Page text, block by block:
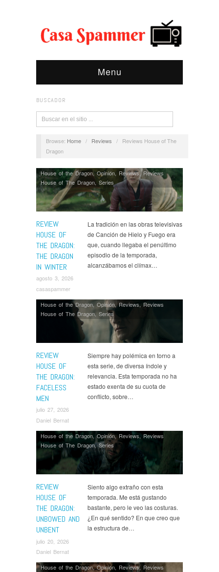
Menu
BUSCADOR
Browse: Home / Reviews /
Reviews House of The
Dragon
REVIEW
HOUSE OF
THE DRAGON:
THE DRAGON
IN WINTER
agosto 3, 2026
casaspammer
House of the Dragon,Opinión, Reviews ,Reviews
House of The Dragon, Series
La tradición en las obras televisivas
de Canción de Hielo y Fuego era
que, cuando llegaba el penúltimo
episodio de la temporada,
alcanzábamos el clímax…
REVIEW
HOUSE OF
THE DRAGON:
FACELESS
MEN
julio 27, 2026
Daniel Bernat
House of the Dragon, Opinión,Reviews, Reviews
House of The Dragon, Series
Siempre hay polémica en torno a
esta serie, de diversa índole y
relevancia. Esta temporada no ha
estado exenta de su cuota de
conflicto, sobre…
REVIEW
HOUSE OF
THE DRAGON:
UNBOWED AND
UNBENT
julio 20, 2026
Daniel Bernat
House of the Dragon,Opinión,Reviews, Reviews
House of The Dragon,Series
Siento algo extraño con esta
temporada. Me está gustando
bastante, pero le veo las costuras.
¿En qué sentido? En que creo que
la estructura de…
House of the Dragon,Opinión, Reviews, Reviews